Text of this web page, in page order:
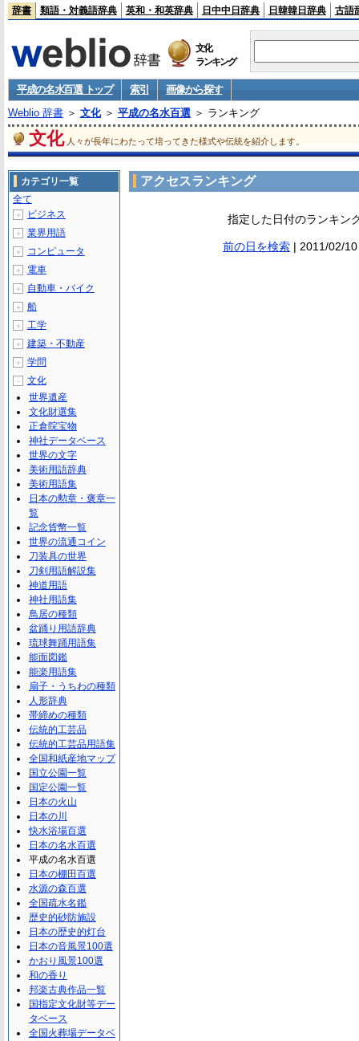
辞書 類語・対義語辞典 英和・和英辞典 日中中日辞典 日韓韓日辞典 古語
文化
ランキング
平成の名水百選 トップ 索引
画像から探す
Weblio 辞書＞ 文化＞ 平成の名水百選＞ ランキング
文化 人々が長年にわたって培ってきた様式や伝統を紹介します。
アクセスランキング
指定した日付のランキン
前の日を検索| 2011/02/
カテゴリ一覧
全て
＋ ビジネス
＋ 業界用語
＋ コンピュータ
＋ 電車
＋ 自動車・バイク
＋ 船
＋ 工学
＋ 建築・不動産
＋ 学問
－
文化
世界遺産
文化財選集
正倉院宝物
神社データベース
世界の文字
美術用語辞典
美術用語集
日本の勲章・褒章一
覧
記念貨幣一覧
世界の流通コイン
刀装具の世界
刀剣用語解説集
神道用語
神社用語集
鳥居の種類
盆踊り用語辞典
琉球舞踊用語集
能面図鑑
能楽用語集
扇子・うちわの種類
人形辞典
帯締めの種類
伝統的工芸品
伝統的工芸品用語集
全国和紙産地マップ
国立公園一覧
国定公園一覧
日本の火山
日本の川
快水浴場百選
日本の名水百選
平成の名水百選
日本の棚田百選
水源の森百選
全国疏水名鑑
歴史的砂防施設
日本の歴史的灯台
日本の音風景100選
かおり風景100選
和の香り
邦楽古典作品一覧
国指定文化財等デー
タベース
全国火葬場データベ